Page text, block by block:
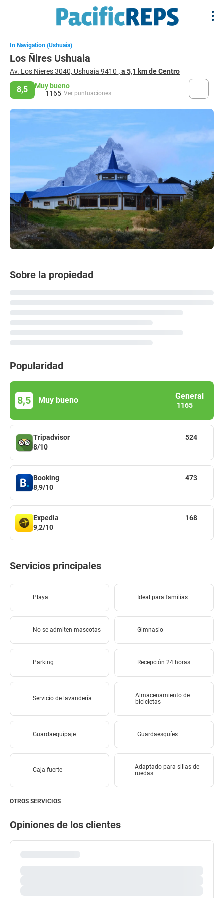
In Navigation (Ushuaia)
Los Ñires Ushuaia
Av. Los Nieres 3040, Ushuaia 9410 , a 5,1 km de Centro
8,5
Muy bueno
1165 Ver puntuaciones
Sobre la propiedad
Popularidad
8,5 Muy bueno General
1165
Tripadvisor
8/10
524
Booking
8,9/10
473
Expedia
9,2/10
168
Servicios principales
Playa Ideal para familias
No se admiten mascotas Gimnasio
Parking Recepción 24 horas
Servicio de lavandería
Almacenamiento de
bicicletas
Guardaequipaje Guardaesquíes
Caja fuerte
Adaptado para sillas de
ruedas
OTROS SERVICIOS
Opiniones de los clientes